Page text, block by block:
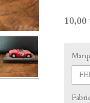
10,00